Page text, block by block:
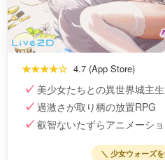
★★★★☆ 4.7 (App Store)
美少女たちとの異世界城主
過激さが取り柄の放置RPG
叡智ないたずらアニメーシ
＼ 少女ウォーズ